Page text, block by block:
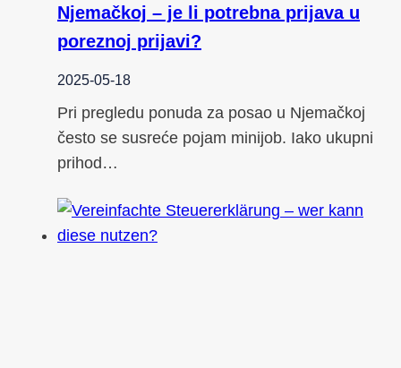
Njemačkoj – je li potrebna prijava u
poreznoj prijavi?
2025-05-18
Pri pregledu ponuda za posao u Njemačkoj
često se susreće pojam minijob. Iako ukupni
prihod…